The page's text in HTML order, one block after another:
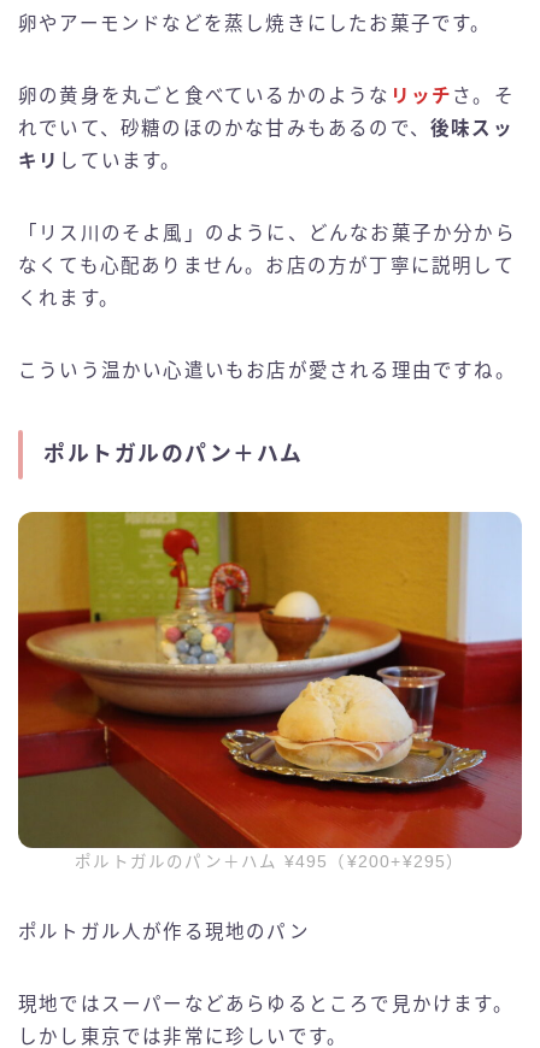
卵やアーモンドなどを蒸し焼きにしたお菓子です。
卵の黄身を丸ごと食べているかのような リッチ さ。そ
れでいて、砂糖のほのかな甘みもあるので、 後味スッ
キリ しています。
「リス川のそよ風」のように、どんなお菓子か分から
なくても心配ありません。お店の方が丁寧に説明して
くれます。
こういう温かい心遣いもお店が愛される理由ですね。
ポルトガルのパン＋ハム
ポルトガルのパン＋ハム ¥495（¥200+¥295）
ポルトガル人が作る現地のパン
現地ではスーパーなどあらゆるところで見かけます。
しかし東京では非常に珍しいです。